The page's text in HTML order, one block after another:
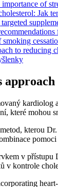
of
Jak
to reducing
kardiolog
které mohou
kterou
v přístupu
v kontrole